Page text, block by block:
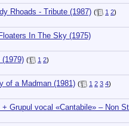
Rhoads ‎- Tribute (1987) ( 1 2)
In The Sky (1975)
( 1 2)
of a Madman (1981) ( 1 2 3 4)
Grupul vocal «Cantabile» – Non